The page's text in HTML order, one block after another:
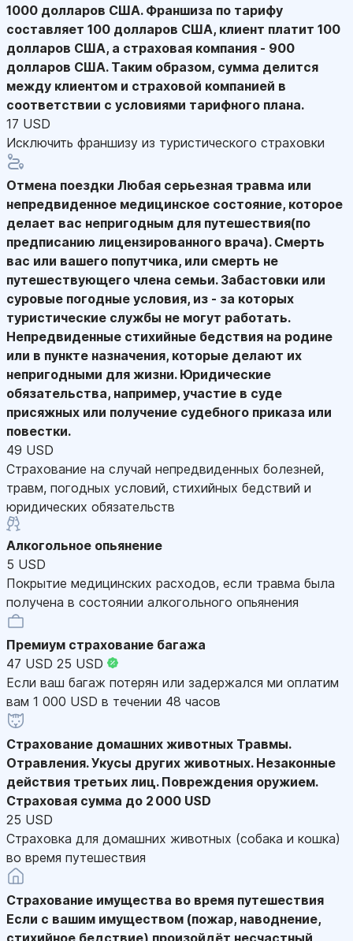
1000 долларов США. Франшиза по тарифу
составляет 100 долларов США, клиент платит 100
долларов США, а страховая компания - 900
долларов США. Таким образом, сумма делится
между клиентом и страховой компанией в
соответствии с условиями тарифного плана.
17 USD
Исключить франшизу из туристического страховки
Отмена поездки Любая серьезная травма или
непредвиденное медицинское состояние, которое
делает вас непригодным для путешествия(по
предписанию лицензированного врача). Смерть
вас или вашего попутчика, или смерть не
путешествующего члена семьи. Забастовки или
суровые погодные условия, из - за которых
туристические службы не могут работать.
Непредвиденные стихийные бедствия на родине
или в пункте назначения, которые делают их
непригодными для жизни. Юридические
обязательства, например, участие в суде
присяжных или получение судебного приказа или
повестки.
49 USD
Страхование на случай непредвиденных болезней,
травм, погодных условий, стихийных бедствий и
юридических обязательств
Алкогольное опьянение
5 USD
Покрытие медицинских расходов, если травма была
получена в состоянии алкогольного опьянения
Премиум страхование багажа
47 USD 25 USD
Если ваш багаж потерян или задержался ми оплатим
вам 1 000 USD в течении 48 часов
Страхование домашних животных Травмы.
Отравления. Укусы других животных. Незаконные
действия третьих лиц. Повреждения оружием.
Страховая сумма до 2 000 USD
25 USD
Страховка для домашних животных (собака и кошка)
во время путешествия
Страхование имущества во время путешествия
Если с вашим имуществом (пожар, наводнение,
стихийное бедствие) произойдёт несчастный